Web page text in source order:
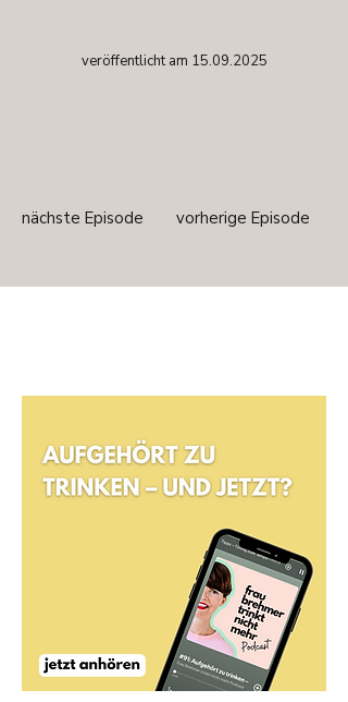
veröffentlicht am 15.09.2025
nächste Episode vorherige Episode